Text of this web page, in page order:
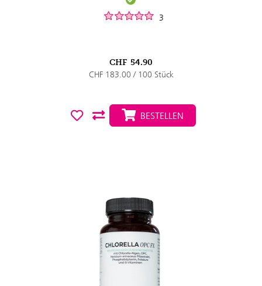
3
CHF 54.90
CHF 183.00 / 100 Stück
BESTELLEN